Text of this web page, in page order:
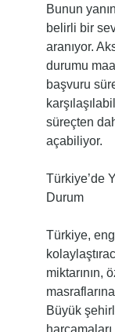
Bunun
belirli bir
aranıyor.
durumu
başvuru
süreçten
açabiliyor.
Türkiye’de
Durum
Türkiye,
miktarının,
Büyük